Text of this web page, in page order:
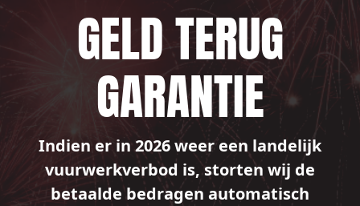
GELD TERUG
GARANTIE
Indien er in 2026 weer een landelijk
vuurwerkverbod is, storten wij de
betaalde bedragen automatisch